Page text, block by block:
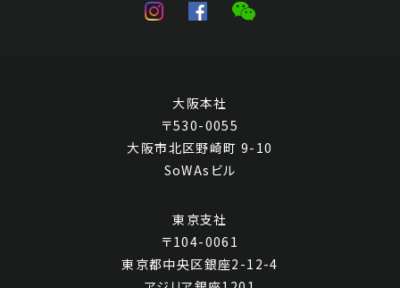
大阪本社
〒530-0055
大阪市北区野崎町 9-10
SoWAsビル
東京支社
〒104-0061
東京都中央区銀座2-12-4